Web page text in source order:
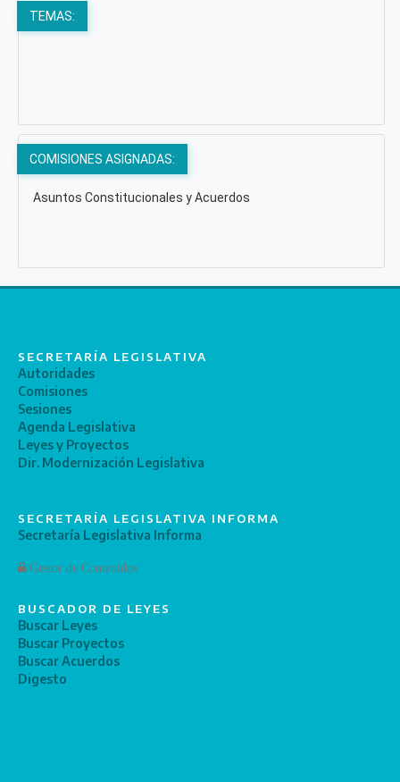
TEMAS:
COMISIONES ASIGNADAS:
Asuntos Constitucionales y Acuerdos
SECRETARÍA LEGISLATIVA
Autoridades
Comisiones
Sesiones
Agenda Legislativa
Leyes y Proyectos
Dir. Modernización Legislativa
SECRETARÍA LEGISLATIVA INFORMA
Secretaría Legislativa Informa
Gestor de Contenidos
BUSCADOR DE LEYES
Buscar Leyes
Buscar Proyectos
Buscar Acuerdos
Digesto